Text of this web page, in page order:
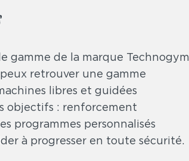
gamme de la marque Technogym
retrouver une gamme
libres et guidées
objectifs : renforcement
programmes personnalisés
à progresser en toute sécurité.